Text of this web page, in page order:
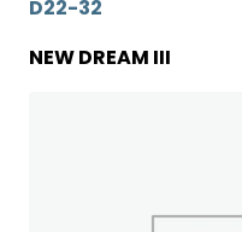
D22-32
NEW DREAM III